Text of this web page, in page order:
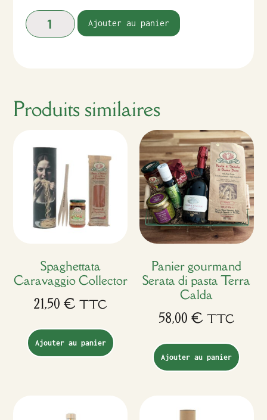
Ajouter au panier
Produits similaires
Spaghettata
Caravaggio Collector
21,50€ TTC
Ajouter au panier
Panier gourmand
Serata di pasta Terra
Calda
58,00 € TTC
Ajouter au panier